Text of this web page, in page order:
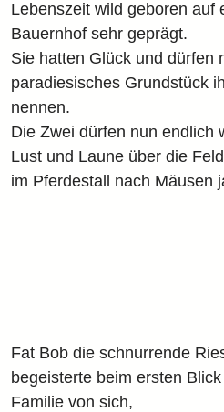
Lebenszeit wild geboren auf
Bauernhof sehr geprägt.
Sie hatten Glück und dürfen
paradiesisches Grundstück
nennen.
Die Zwei dürfen nun endlich
Lust und Laune über die
im Pferdestall nach Mäusen
Fat Bob die schnurrende
begeisterte beim ersten
Familie von sich,